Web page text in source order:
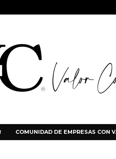
COMUNIDAD DE EMPRESAS CON